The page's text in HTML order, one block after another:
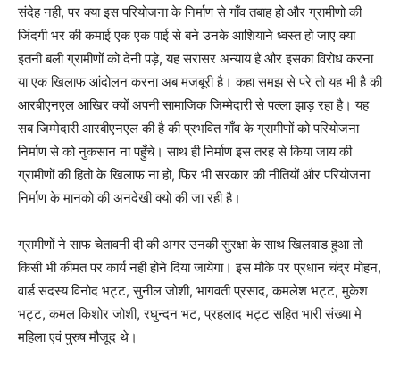
संदेह नही, पर क्या इस परियोजना के निर्माण से गाँव तबाह हो और ग्रामीणो की
जिंदगी भर की कमाई एक एक पाई से बने उनके आशियाने ध्वस्त हो जाए क्या
इतनी बली ग्रामीणों को देनी पड़े, यह सरासर अन्याय है और इसका विरोध करना
या एक खिलाफ आंदोलन करना अब मजबूरी है। कहा समझ से परे तो यह भी है की
आरबीएनएल आखिर क्यों अपनी सामाजिक जिम्मेदारी से पल्ला झाड़ रहा है। यह
सब जिम्मेदारी आरबीएनएल की है की प्रभवित गाँव के ग्रामीणों को परियोजना
निर्माण से को नुकसान ना पहुँचे। साथ ही निर्माण इस तरह से किया जाय की
ग्रामीणों की हितो के खिलाफ ना हो, फिर भी सरकार की नीतियों और परियोजना
निर्माण के मानको की अनदेखी क्यो की जा रही है।
ग्रामीणों ने साफ चेतावनी दी की अगर उनकी सुरक्षा के साथ खिलवाड हुआ तो
किसी भी कीमत पर कार्य नही होने दिया जायेगा। इस मौके पर प्रधान चंद्र मोहन,
वार्ड सदस्य विनोद भट्ट, सुनील जोशी, भागवती प्रसाद, कमलेश भट्ट, मुकेश
भट्ट, कमल किशोर जोशी, रघुन्दन भट, प्रहलाद भट्ट सहित भारी संख्या मे
महिला एवं पुरुष मौजूद थे।